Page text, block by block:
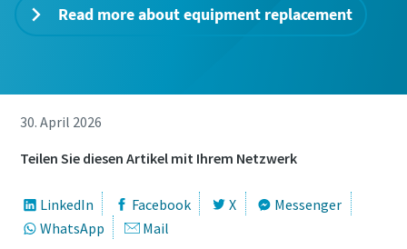
Jetzt anmelden
Services & Informationen zum Thema Energiesparen
Read more about equipment replacement
30. April 2026
Teilen Sie diesen Artikel mit Ihrem Netzwerk
LinkedIn Facebook X
Messenger
WhatsApp
Mail